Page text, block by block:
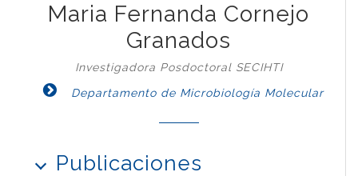
Maria Fernanda Cornejo
Granados
Investigadora Posdoctoral SECIHTI
Departamento de Microbiología Molecular
Publicaciones